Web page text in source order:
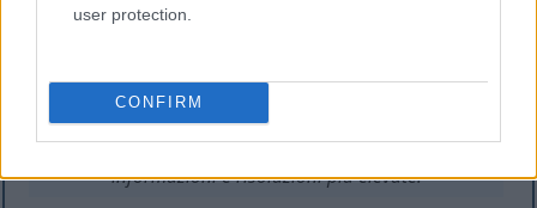
user protection.
CONFIRM
Illustrazione di un cuore vibrante con vasi sanguigni e
di una persona che si allena su un'ellittica.
informazioni e risoluzioni più elevate.